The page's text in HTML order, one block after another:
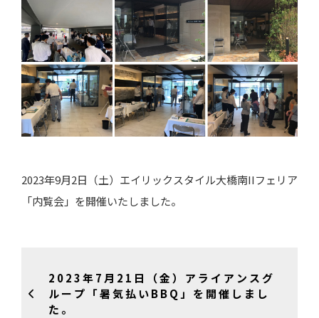
2023年9月2日（土）エイリックスタイル大橋南IIフェリア
「内覧会」を開催いたしました。
2023年7月21日（金）アライアンスグ
ループ「暑気払いBBQ」を開催しまし
た。